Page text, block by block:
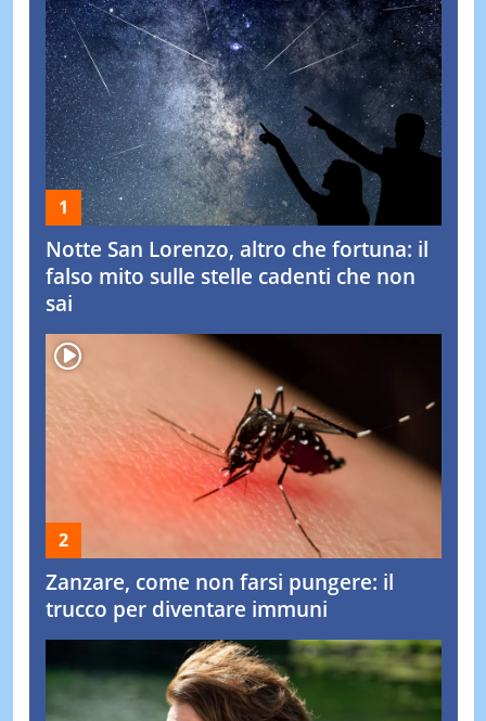
Notte San Lorenzo, altro che fortuna: il
falso mito sulle stelle cadenti che non
sai
Zanzare, come non farsi pungere: il
trucco per diventare immuni